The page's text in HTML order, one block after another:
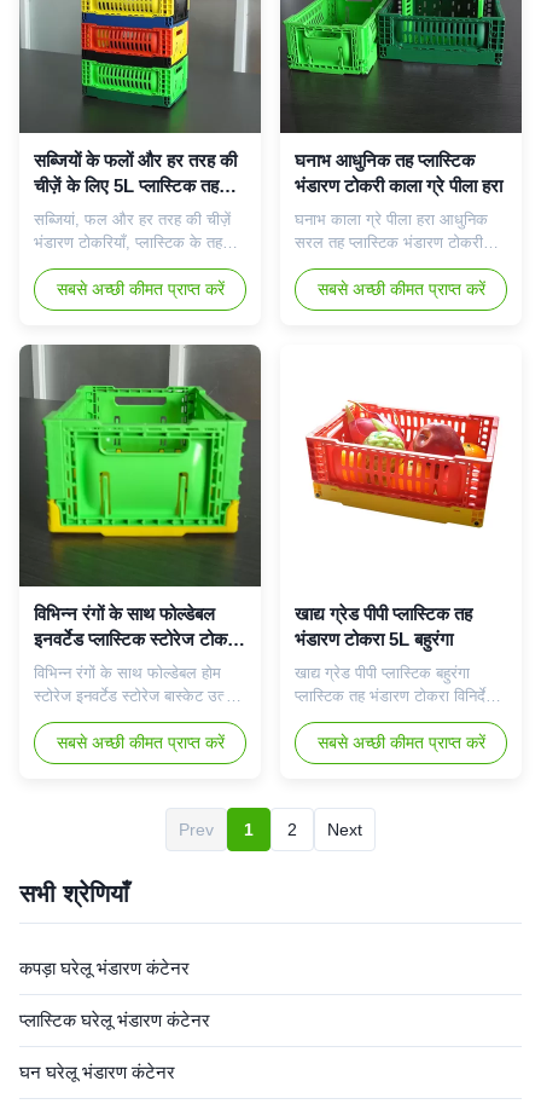
सब्जियों के फलों और हर तरह की
चीज़ें के लिए 5L प्लास्टिक तह
बक्से
सब्जियां, फल और हर तरह की चीज़ें
भंडारण टोकरियाँ, प्लास्टिक के तह
बक्से उत्पाद वर्णन: नई पीपी सामग्री
खाद्य ग्रेड पैकेजिंग की आवश्यकताओं
को पूरा करती है।इसने विभिन्न पीपी
सुरक्षा परीक्षण, बीएससीआई परीक्षण,
उच्च तापमान प्रतिरोध परीक्षण (65
डिग्री), कम तापमान प्रतिरोध प...
सबसे अच्छी कीमत प्राप्त करें
घनाभ आधुनिक तह प्लास्टिक
भंडारण टोकरी काला ग्रे पीला हरा
घनाभ काला ग्रे पीला हरा आधुनिक
सरल तह प्लास्टिक भंडारण टोकरी
घनाभ आधुनिक सरल तह प्लास्टिक
भंडारण टोकरी उत्पाद सुविधा: 1. खाद्य
ग्रेड पीपी प्लास्टिक से बना, सुरक्षित,
तापमान प्रतिरोध परीक्षण पारित कर
च...
सबसे अच्छी कीमत प्राप्त करें
विभिन्न रंगों के साथ फोल्डेबल
इनवर्टेड प्लास्टिक स्टोरेज टोकरा
40L
विभिन्न रंगों के साथ फोल्डेबल होम
स्टोरेज इनवर्टेड स्टोरेज बास्केट उत्पाद
सुविधा: 1. खाद्य ग्रेड पीपी प्लास्टिक
से बना, सुरक्षित, गैर विषैले और
बेस्वाद, यह सब्जियों और अन्य खाद्य
विभिन्न प्रकार के उपयोग के वातावरण
के लिए उपयुक्त उच्च और निम्न
तापमान प्रतिरोध परीक्षण प...
सबसे अच्छी कीमत प्राप्त करें
खाद्य ग्रेड पीपी प्लास्टिक तह
भंडारण टोकरा 5L बहुरंगा
खाद्य ग्रेड पीपी प्लास्टिक बहुरंगा
प्लास्टिक तह भंडारण टोकरा विनिर्देश
प्रोडक्ट का नाम प्लास्टिक भंडारण
टोकरा रंग चुनने के लिए वैकल्पिक रंग
आकार खुला आकार:
300*200*40mm प्रयोग गृह
भंडारण, नौवहन परिवहन प्रतीक चिन्ह
स्वनिर्धारित लोगो स्वीकार्य सामग्री
सबसे अच्छी कीमत प्राप्त करें
Prev 1 2 Next
सभी श्रेणियाँ
कपड़ा घरेलू भंडारण कंटेनर
प्लास्टिक घरेलू भंडारण कंटेनर
घन घरेलू भंडारण कंटेनर